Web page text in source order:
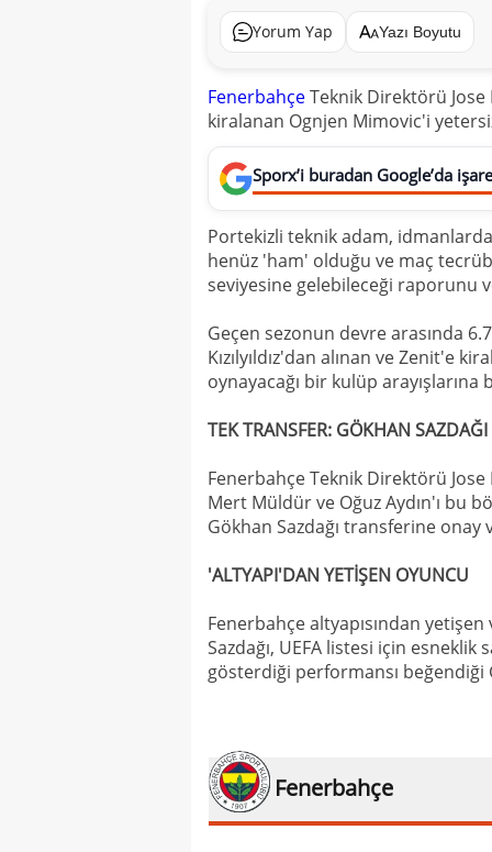
Yorum Yap Yazı Boyutu
FenerbahçeTeknik Direktörü
kiralanan Ognjen Mimovic'i
Sporx’i buradan Google’da
Portekizli teknik adam,
henüz 'ham' olduğu ve maç
seviyesine gelebileceği raporunu
Geçen sezonun devre arasında
Kızılyıldız'dan alınan ve Zenit'e
oynayacağı bir kulüp arayışlarına
TEK TRANSFER: GÖKHAN SAZDAĞI
Fenerbahçe Teknik Direktörü
Mert Müldür ve Oğuz Aydın'ı bu
Gökhan Sazdağı transferine onay
'ALTYAPI'DAN YETİŞEN OYUNCU
Fenerbahçe altyapısından
Sazdağı, UEFA listesi için
gösterdiği performansı beğendiği
Fenerbahçe